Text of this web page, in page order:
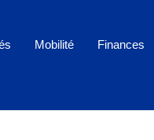
Mobilité Finances